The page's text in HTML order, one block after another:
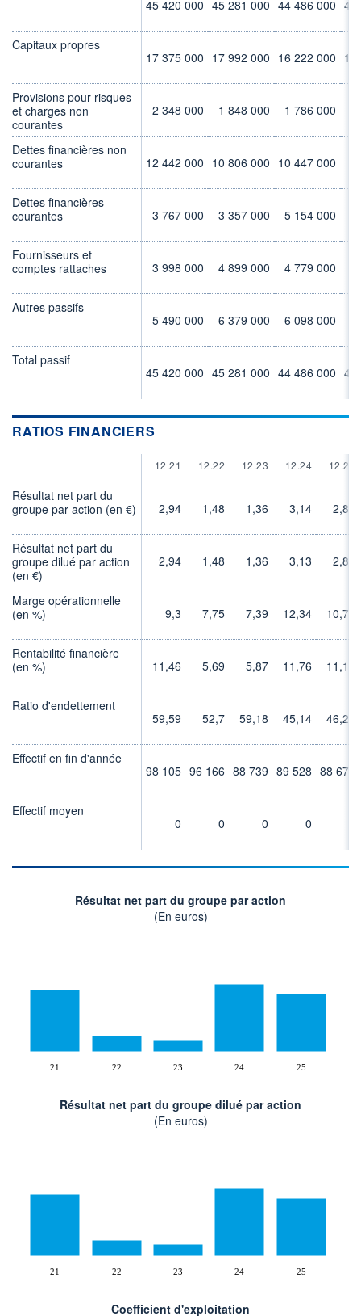
45 420 000 45 281 000 44 486 000 45
Capitaux propres
17 375 000 17 992 000 16 222 000 17
Provisions pour risques
et charges non
courantes
2 348 000 1 848 000 1 786 000
Dettes financières non
courantes
12 442 000 10 806 000 10 447 000
Dettes financières
courantes
3 767 000 3 357 000 5 154 000
Fournisseurs et
comptes rattaches
3 998 000 4 899 000 4 779 000
Autres passifs
5 490 000
6 379 000 6 098 000
Total passif
45 420 000 45 281 000 44 486 000 45
RATIOS FINANCIERS
12.21 12.22 12.23 12.24 12.25
Résultat net part du
groupe par action (en €)
2,94 1,48 1,36 3,14 2,82
Résultat net part du
groupe dilué par action
(en €)
2,94 1,48 1,36 3,13 2,82
Marge opérationnelle
(en %)
9,3 7,75 7,39 12,34 10,78
Rentabilité financière
(en %)
11,46 5,69 5,87 11,76 11,12
Ratio d'endettement
59,59
52,7 59,18 45,14 46,25
Effectif en fin d'année
98 105 96 166 88 739 89 528 88 670
Effectif moyen
0
0 0 0
Résultat net part du groupe par action
(En euros)
21 22 23 24 25
Résultat net part du groupe dilué par action
(En euros)
21 22 23 24 25
Coefficient d'exploitation